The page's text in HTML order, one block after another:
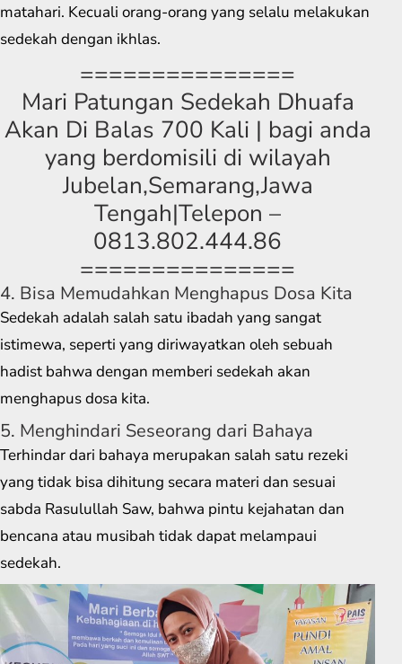
matahari. Kecuali orang-orang yang selalu melakukan
sedekah dengan ikhlas.
===============
Mari Patungan Sedekah Dhuafa
Akan Di Balas 700 Kali | bagi anda
yang berdomisili di wilayah
Jubelan,Semarang,Jawa
Tengah|Telepon –
0813.802.444.86
===============
4. Bisa Memudahkan Menghapus Dosa Kita
Sedekah adalah salah satu ibadah yang sangat
istimewa, seperti yang diriwayatkan oleh sebuah
hadist bahwa dengan memberi sedekah akan
menghapus dosa kita.
5. Menghindari Seseorang dari Bahaya
Terhindar dari bahaya merupakan salah satu rezeki
yang tidak bisa dihitung secara materi dan sesuai
sabda Rasulullah Saw, bahwa pintu kejahatan dan
bencana atau musibah tidak dapat melampaui
sedekah.